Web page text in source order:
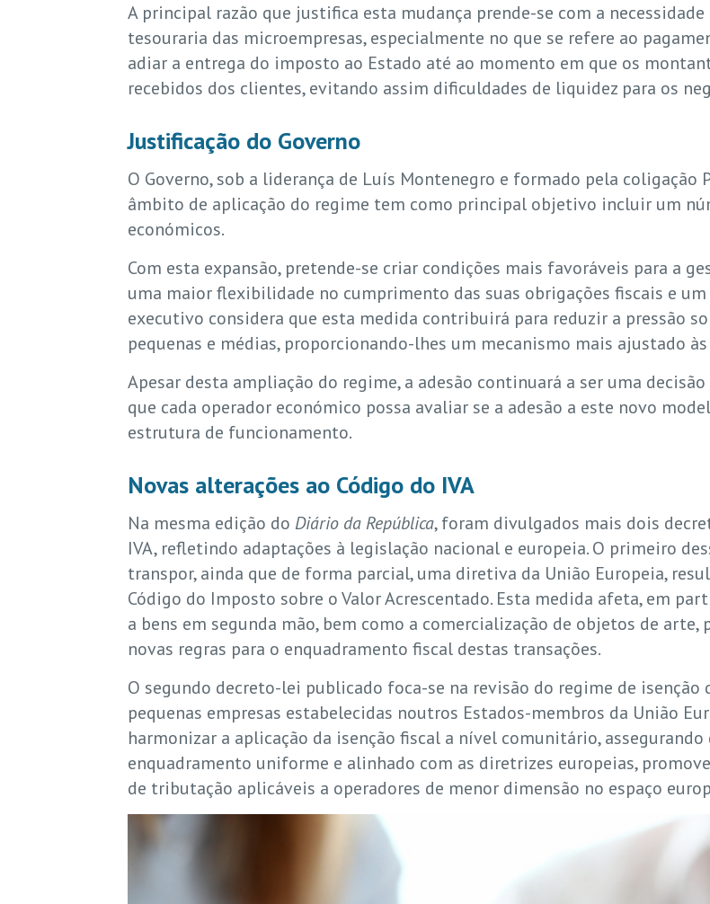
A principal razão que justifica esta mudança prende-se com a
tesouraria das microempresas, especialmente no que se refere ao
adiar a entrega do imposto ao Estado até ao momento em que os
recebidos dos clientes, evitando assim dificuldades de liquidez para os
Justificação do Governo
O Governo, sob a liderança de Luís Montenegro e formado pela coligação
âmbito de aplicação do regime tem como principal objetivo incluir um
económicos.
Com esta expansão, pretende-se criar condições mais favoráveis para a
uma maior flexibilidade no cumprimento das suas obrigações fiscais e
executivo considera que esta medida contribuirá para reduzir a pressão
pequenas e médias, proporcionando-lhes um mecanismo mais ajustado
Apesar desta ampliação do regime, a adesão continuará a ser uma
que cada operador económico possa avaliar se a adesão a este novo
estrutura de funcionamento.
Novas alterações ao Código do IVA
Na mesma edição do Diário da República, foram divulgados mais dois
IVA, refletindo adaptações à legislação nacional e europeia. O primeiro
transpor, ainda que de forma parcial, uma diretiva da União Europeia,
Código do Imposto sobre o Valor Acrescentado. Esta medida afeta, em
a bens em segunda mão, bem como a comercialização de objetos de
novas regras para o enquadramento fiscal destas transações.
O segundo decreto-lei publicado foca-se na revisão do regime de
pequenas empresas estabelecidas noutros Estados-membros da União
harmonizar a aplicação da isenção fiscal a nível comunitário,
enquadramento uniforme e alinhado com as diretrizes europeias,
de tributação aplicáveis a operadores de menor dimensão no espaço